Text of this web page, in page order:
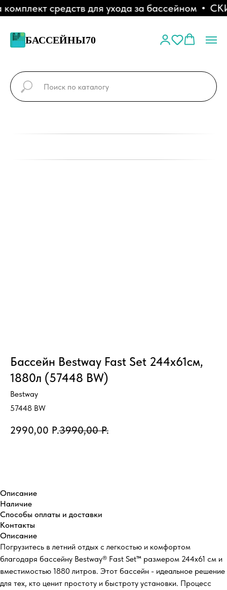
средств для ухода за бассейном
БАССЕЙНЫ70
Бассейн Bestway Fast Set 244х61см,
1880л (57448 BW)
Bestway
57448 BW
2990,00 Р.3990,00 Р.
Описание
Наличие
Способы оплаты и доставки
Контакты
Описание
Погрузитесь в летний отдых с легкостью и комфортом
благодаря бассейну Bestway® Fast Set™ размером 244х61 см и
вместимостью 1880 литров. Этот бассейн - идеальное решение
для тех, кто ценит простоту и быстроту установки. Процесс